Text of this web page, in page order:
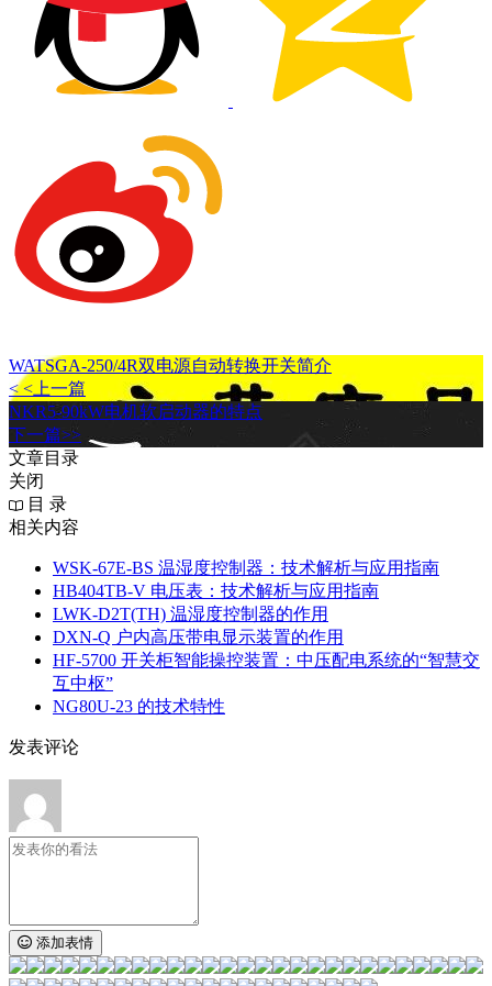
WATSGA-250/4R双电源自动转换开关简介
< <上一篇
NKR5-90kW电机软启动器的特点
下一篇>>
文章目录
关闭
目 录
相关内容
WSK-67E-BS 温湿度控制器：技术解析与应用指南
HB404TB-V 电压表：技术解析与应用指南
LWK‑D2T(TH) 温湿度控制器的作用
DXN‑Q 户内高压带电显示装置的作用
HF-5700 开关柜智能操控装置：中压配电系统的“智慧交
互中枢”
NG80U-23 的技术特性
发表评论
添加表情